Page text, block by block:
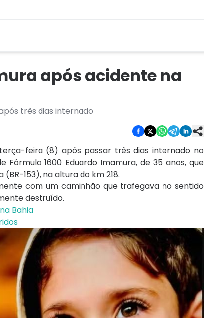
após acidente na
três dias internado
feira (8) após passar três dias internado no
1600 Eduardo Imamura, de 35 anos, que
153), na altura do km 218.
com um caminhão que trafegava no sentido
destruído.
Bahia